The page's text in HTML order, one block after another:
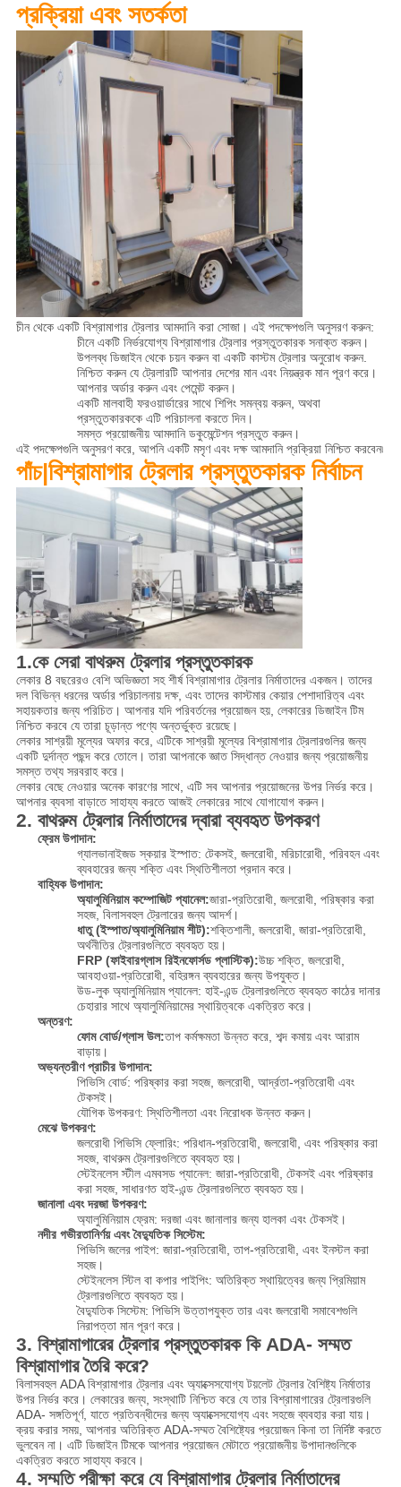
প্রক্রিয়া এবং সতর্কতা
চীন থেকে একটি বিশ্রামাগার ট্রেলার আমদানি করা সোজা। এই পদক্ষেপগুলি অনুসরণ করুন:
চীনে একটি নির্ভরযোগ্য বিশ্রামাগার ট্রেলার প্রস্তুতকারক সনাক্ত করুন।
উপলব্ধ ডিজাইন থেকে চয়ন করুন বা একটি কাস্টম ট্রেলার অনুরোধ করুন.
নিশ্চিত করুন যে ট্রেলারটি আপনার দেশের মান এবং নিয়ন্ত্রক মান পূরণ করে।
আপনার অর্ডার করুন এবং পেমেন্ট করুন।
একটি মালবাহী ফরওয়ার্ডারের সাথে শিপিং সমন্বয় করুন, অথবা
প্রস্তুতকারককে এটি পরিচালনা করতে দিন।
সমস্ত প্রয়োজনীয় আমদানি ডকুমেন্টেশন প্রস্তুত করুন।
এই পদক্ষেপগুলি অনুসরণ করে, আপনি একটি মসৃণ এবং দক্ষ আমদানি প্রক্রিয়া নিশ্চিত করবেন৷
পাঁচ|বিশ্রামাগার ট্রেলার প্রস্তুতকারক নির্বাচন
1.কে সেরা বাথরুম ট্রেলার প্রস্তুতকারক
লেকার 8 বছরেরও বেশি অভিজ্ঞতা সহ শীর্ষ বিশ্রামাগার ট্রেলার নির্মাতাদের একজন। তাদের
দল বিভিন্ন ধরনের অর্ডার পরিচালনায় দক্ষ, এবং তাদের কাস্টমার কেয়ার পেশাদারিত্ব এবং
সহায়কতার জন্য পরিচিত। আপনার যদি পরিবর্তনের প্রয়োজন হয়, লেকারের ডিজাইন টিম
নিশ্চিত করবে যে তারা চূড়ান্ত পণ্যে অন্তর্ভুক্ত রয়েছে।
লেকার সাশ্রয়ী মূল্যের অফার করে, এটিকে সাশ্রয়ী মূল্যের বিশ্রামাগার ট্রেলারগুলির জন্য
একটি দুর্দান্ত পছন্দ করে তোলে। তারা আপনাকে জ্ঞাত সিদ্ধান্ত নেওয়ার জন্য প্রয়োজনীয়
সমস্ত তথ্য সরবরাহ করে।
লেকার বেছে নেওয়ার অনেক কারণের সাথে, এটি সব আপনার প্রয়োজনের উপর নির্ভর করে।
আপনার ব্যবসা বাড়াতে সাহায্য করতে আজই লেকারের সাথে যোগাযোগ করুন।
2. বাথরুম ট্রেলার নির্মাতাদের দ্বারা ব্যবহৃত উপকরণ
ফ্রেম উপাদান:
গ্যালভানাইজড স্কয়ার ইস্পাত: টেকসই, জলরোধী, মরিচারোধী, পরিবহন এবং
ব্যবহারের জন্য শক্তি এবং স্থিতিশীলতা প্রদান করে।
বাহ্যিক উপাদান:
অ্যালুমিনিয়াম কম্পোজিট প্যানেল:জারা-প্রতিরোধী, জলরোধী, পরিষ্কার করা
সহজ, বিলাসবহুল ট্রেলারের জন্য আদর্শ।
ধাতু (ইস্পাত/অ্যালুমিনিয়াম শীট):শক্তিশালী, জলরোধী, জারা-প্রতিরোধী,
অর্থনীতির ট্রেলারগুলিতে ব্যবহৃত হয়।
FRP (ফাইবারগ্লাস রিইনফোর্সড প্লাস্টিক):উচ্চ শক্তি, জলরোধী,
আবহাওয়া-প্রতিরোধী, বহিরঙ্গন ব্যবহারের জন্য উপযুক্ত।
উড-লুক অ্যালুমিনিয়াম প্যানেল: হাই-এন্ড ট্রেলারগুলিতে ব্যবহৃত কাঠের দানার
চেহারার সাথে অ্যালুমিনিয়ামের স্থায়িত্বকে একত্রিত করে।
অন্তরণ:
ফোম বোর্ড/গ্লাস উল:তাপ কর্মক্ষমতা উন্নত করে, শব্দ কমায় এবং আরাম
বাড়ায়।
অভ্যন্তরীণ প্রাচীর উপাদান:
পিভিসি বোর্ড: পরিষ্কার করা সহজ, জলরোধী, আর্দ্রতা-প্রতিরোধী এবং
টেকসই।
যৌগিক উপকরণ: স্থিতিশীলতা এবং নিরোধক উন্নত করুন।
মেঝে উপকরণ:
জলরোধী পিভিসি ফ্লোরিং: পরিধান-প্রতিরোধী, জলরোধী, এবং পরিষ্কার করা
সহজ, বাথরুম ট্রেলারগুলিতে ব্যবহৃত হয়।
স্টেইনলেস স্টীল এমবসড প্যানেল: জারা-প্রতিরোধী, টেকসই এবং পরিষ্কার
করা সহজ, সাধারণত হাই-এন্ড ট্রেলারগুলিতে ব্যবহৃত হয়।
জানালা এবং দরজা উপকরণ:
অ্যালুমিনিয়াম ফ্রেম: দরজা এবং জানালার জন্য হালকা এবং টেকসই।
নদীর গভীরতানির্ণয় এবং বৈদ্যুতিক সিস্টেম:
পিভিসি জলের পাইপ: জারা-প্রতিরোধী, তাপ-প্রতিরোধী, এবং ইনস্টল করা
সহজ।
স্টেইনলেস স্টিল বা কপার পাইপিং: অতিরিক্ত স্থায়িত্বের জন্য প্রিমিয়াম
ট্রেলারগুলিতে ব্যবহৃত হয়।
বৈদ্যুতিক সিস্টেম: পিভিসি উত্তাপযুক্ত তার এবং জলরোধী সমাবেশগুলি
নিরাপত্তা মান পূরণ করে।
3. বিশ্রামাগারের ট্রেলার প্রস্তুতকারক কি ADA- সম্মত
বিশ্রামাগার তৈরি করে?
বিলাসবহুল ADA বিশ্রামাগার ট্রেলার এবং অ্যাক্সেসযোগ্য টয়লেট ট্রেলার বৈশিষ্ট্য নির্মাতার
উপর নির্ভর করে। লেকারের জন্য, সংস্থাটি নিশ্চিত করে যে তার বিশ্রামাগারের ট্রেলারগুলি
ADA- সঙ্গতিপূর্ণ, যাতে প্রতিবন্ধীদের জন্য অ্যাক্সেসযোগ্য এবং সহজে ব্যবহার করা যায়।
ক্রয় করার সময়, আপনার অতিরিক্ত ADA-সম্মত বৈশিষ্ট্যের প্রয়োজন কিনা তা নির্দিষ্ট করতে
ভুলবেন না। এটি ডিজাইন টিমকে আপনার প্রয়োজন মেটাতে প্রয়োজনীয় উপাদানগুলিকে
একত্রিত করতে সাহায্য করবে।
4. সম্মতি পরীক্ষা করে যে বিশ্রামাগার ট্রেলার নির্মাতাদের